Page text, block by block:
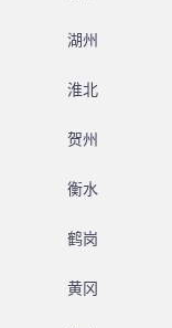
湖州
淮北
贺州
衡水
鹤岗
黄冈